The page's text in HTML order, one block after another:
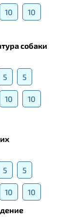
10 10
собаки
5 5
10 10
5 5
10
10